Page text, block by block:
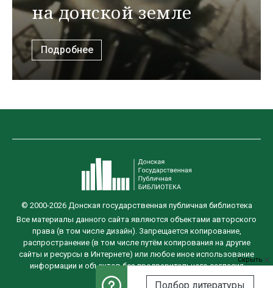
на донской земле
Подробнее
Скрыть
Подбор литературы
© 2000-2026 Донская государственная публичная библиотека
Все материалы данного сайта являются объектами авторского
права (в том числе дизайн). Запрещается копирование,
распространение (в том числе путём копирования на другие
сайты и ресурсы в Интернете) или любое иное использование
информации и объектов без предварительного согласия
правообладателя.